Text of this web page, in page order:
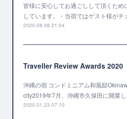
皆様に安心してお過ごしして頂くた
しています。・当宿ではゲスト様がチ
2020.08.08 21:54
Traveller Review Awards 2020
沖縄の宿 コンドミニアム和風邸
city2019年7月、沖縄市久保田に開業し
2020.01.23 07:10